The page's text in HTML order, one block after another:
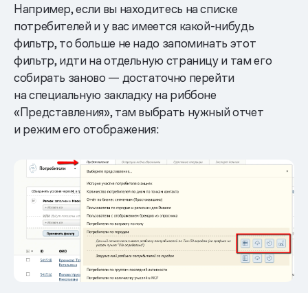
Например, если вы находитесь на списке
потребителей и у вас имеется какой-нибудь
фильтр, то больше не надо запоминать этот
фильтр, идти на отдельную страницу и там его
собирать заново — достаточно перейти
на специальную закладку на риббоне
«Представления», там выбрать нужный отчет
и режим его отображения: